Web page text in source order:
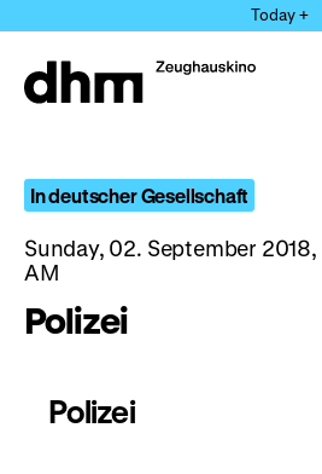
directly
the
Today +
In deutscher Gesellschaft
Sunday, 02. September
AM
Polizei
Polizei